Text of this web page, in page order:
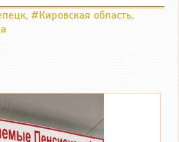
, #Кировская область,